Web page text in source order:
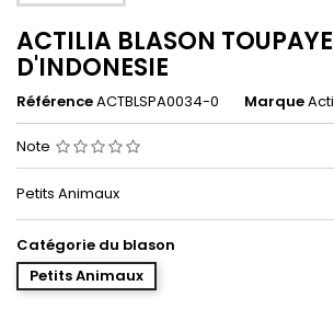
ACTILIA BLASON TOUPAYE
D'INDONESIE
RéférenceACTBLSPA0034-0 Marque
Note
Petits Animaux
Catégorie du blason
Petits Animaux